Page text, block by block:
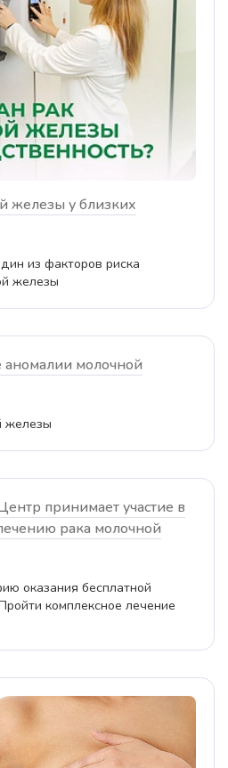
железы у близких
из факторов риска
железы
молочной
железы
принимает участие в
рака молочной
оказания бесплатной
комплексное лечение